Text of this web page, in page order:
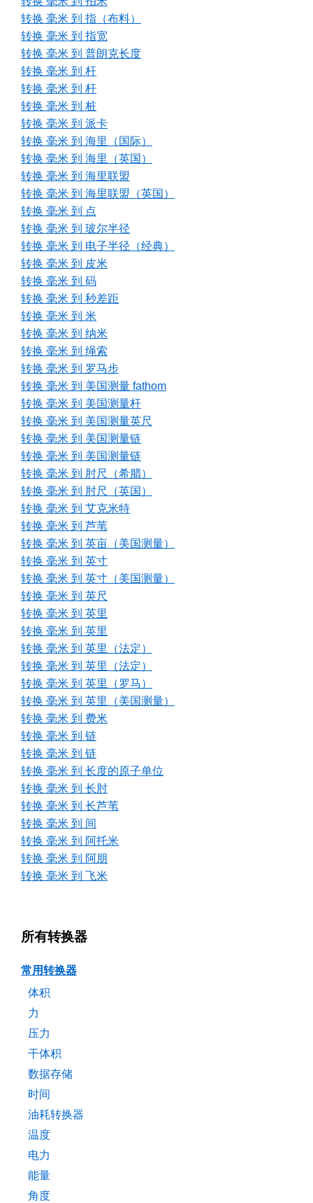
转换 毫米 到 指（布料）
转换 毫米 到 指宽
转换 毫米 到 普朗克长度
转换 毫米 到 杆
转换 毫米 到 杆
转换 毫米 到 桩
转换 毫米 到 派卡
转换 毫米 到 海里（国际）
转换 毫米 到 海里（英国）
转换 毫米 到 海里联盟
转换 毫米 到 海里联盟（英国）
转换 毫米 到 点
转换 毫米 到 玻尔半径
转换 毫米 到 电子半径（经典）
转换 毫米 到 皮米
转换 毫米 到 码
转换 毫米 到 秒差距
转换 毫米 到 米
转换 毫米 到 纳米
转换 毫米 到 绳索
转换 毫米 到 罗马步
转换 毫米 到 美国测量 fathom
转换 毫米 到 美国测量杆
转换 毫米 到 美国测量英尺
转换 毫米 到 美国测量链
转换 毫米 到 美国测量链
转换 毫米 到 肘尺（希腊）
转换 毫米 到 肘尺（英国）
转换 毫米 到 艾克米特
转换 毫米 到 芦苇
转换 毫米 到 英亩（美国测量）
转换 毫米 到 英寸
转换 毫米 到 英寸（美国测量）
转换 毫米 到 英尺
转换 毫米 到 英里
转换 毫米 到 英里
转换 毫米 到 英里（法定）
转换 毫米 到 英里（法定）
转换 毫米 到 英里（罗马）
转换 毫米 到 英里（美国测量）
转换 毫米 到 费米
转换 毫米 到 链
转换 毫米 到 链
转换 毫米 到 长度的原子单位
转换 毫米 到 长肘
转换 毫米 到 长芦苇
转换 毫米 到 间
转换 毫米 到 阿托米
转换 毫米 到 阿朋
转换 毫米 到 飞米
所有转换器
常用转换器
体积
力
压力
干体积
数据存储
时间
油耗转换器
温度
电力
能量
角度